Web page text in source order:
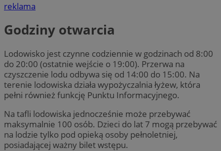
reklama
Godziny otwarcia
Lodowisko jest czynne codziennie w godzinach od 8:00
do 20:00 (ostatnie wejście o 19:00). Przerwa na
czyszczenie lodu odbywa się od 14:00 do 15:00. Na
terenie lodowiska działa wypożyczalnia łyżew, która
pełni również funkcję Punktu Informacyjnego.
Na tafli lodowiska jednocześnie może przebywać
maksymalnie 100 osób. Dzieci do lat 7 mogą przebywać
na lodzie tylko pod opieką osoby pełnoletniej,
posiadającej ważny bilet wstępu.